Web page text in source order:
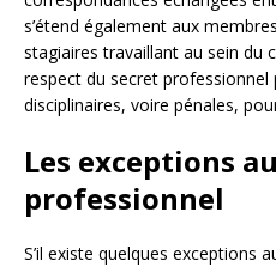
s’étend également aux
stagiaires travaillant au sein du
respect du secret
disciplinaires, voire pénales,
Les exceptions
professionnel
S’il existe quelques exceptions